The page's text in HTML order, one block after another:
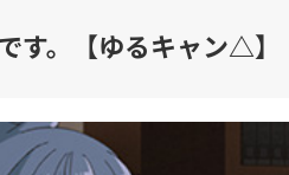
す。【ゆるキャン△】